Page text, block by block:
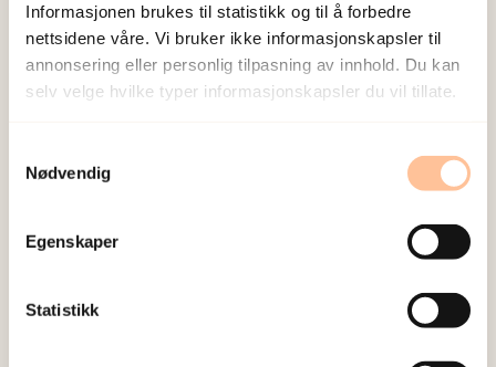
Informasjonen brukes til statistikk og til å forbedre
nettsidene våre. Vi bruker ikke informasjonskapsler til
annonsering eller personlig tilpasning av innhold. Du kan
selv velge hvilke typer informasjonskapsler du vil tillate.
Nødvendig
Egenskaper
Statistikk
Publisert:19. mars 2026
Sist redigert:5. august 2026
NKVTS utvikler og sprer kunnskap og kompetanse
om vold og traumatisk stress. Formålet er å bidra
til å forebygge og redusere de helsemessige og
sosiale konsekvensene som vold og traumatisk